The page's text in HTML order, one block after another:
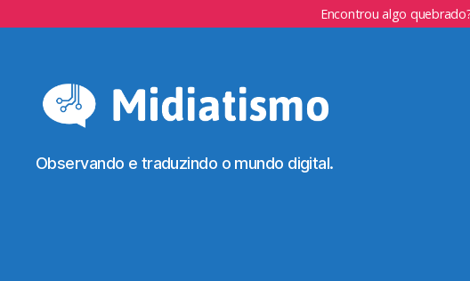
Encontrou algo
Observando e traduzindo o mundo digital.